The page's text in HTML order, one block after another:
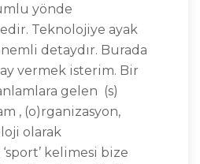
yönde
Teknolojiye ayak
detaydır. Burada
vermek isterim. Bir
gelen (s)
, (o)rganizasyon,
olarak
kelimesi bize